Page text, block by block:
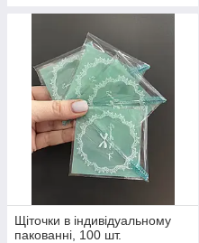
Щіточки в індивідуальному
пакованні, 100 шт.